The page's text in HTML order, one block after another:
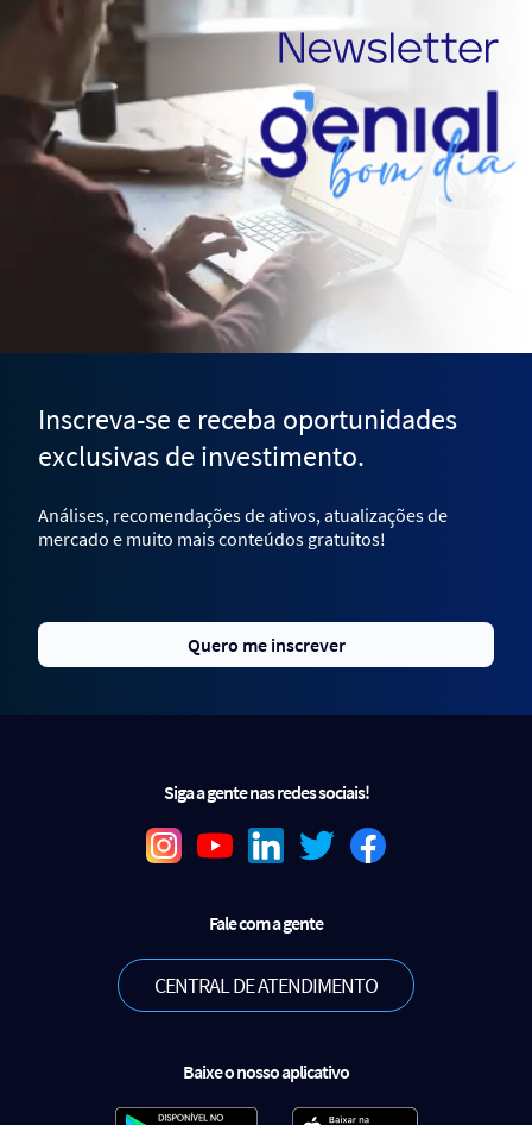
Inscreva-se e receba oportunidades
exclusivas de investimento.
Análises, recomendações de ativos, atualizações de
mercado e muito mais conteúdos gratuitos!
Quero me inscrever
Siga a gente nas redes sociais!
Fale com a gente
CENTRAL DE ATENDIMENTO
Baixe o nosso aplicativo